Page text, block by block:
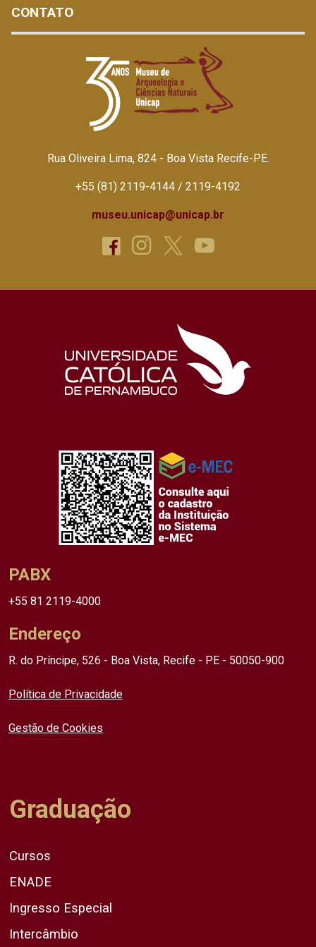
CONTATO
Rua Oliveira Lima, 824 - Boa Vista Recife-PE.
+55 (81) 2119-4144 / 2119-4192
museu.unicap@unicap.br
PABX
+55 81 2119-4000
Endereço
R. do Príncipe, 526 - Boa Vista, Recife - PE - 50050-900
Política de Privacidade
Gestão de Cookies
Graduação
Cursos
ENADE
Ingresso Especial
Intercâmbio